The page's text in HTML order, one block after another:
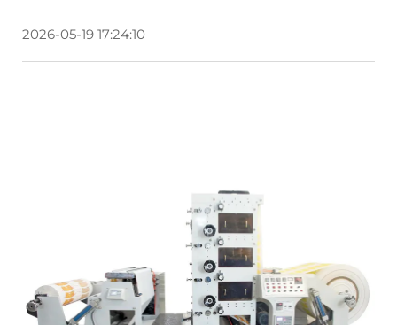
2026-05-19 17:24:10